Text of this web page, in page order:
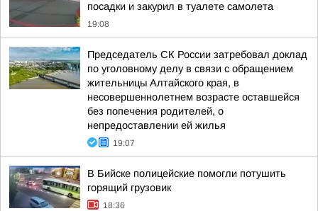
посадки и закурил в туалете самолета
19:08
Председатель СК России затребовал доклад
по уголовному делу в связи с обращением
жительницы Алтайского края, в
несовершеннолетнем возрасте оставшейся
без попечения родителей, о
непредоставлении ей жилья
19:07
В Бийске полицейские помогли потушить
горящий грузовик
18:36